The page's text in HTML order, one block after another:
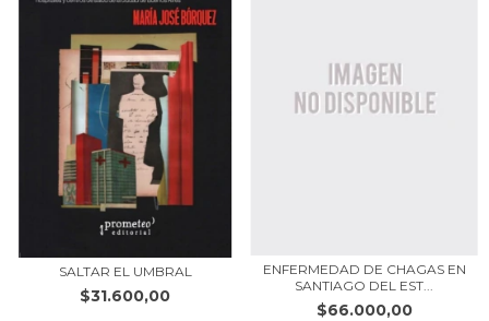
SALTAR EL UMBRAL
$31.600,00
ENFERMEDAD DE CHAGAS EN
SANTIAGO DEL EST...
$66.000,00